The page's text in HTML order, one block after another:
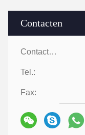
Contacten
Contacten:
Tel.:
Fax: